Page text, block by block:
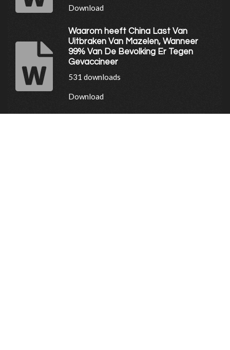
Download
Waarom heeft China Last Van
Uitbraken Van Mazelen, Wanneer
99% Van De Bevolking Er Tegen
Gevaccineer
531 downloads
Download